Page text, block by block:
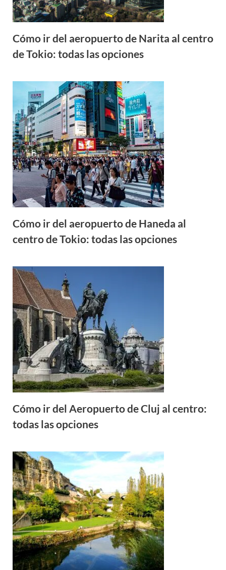
Cómo ir del aeropuerto de Narita al centro
de Tokio: todas las opciones
Cómo ir del aeropuerto de Haneda al
centro de Tokio: todas las opciones
Cómo ir del Aeropuerto de Cluj al centro:
todas las opciones